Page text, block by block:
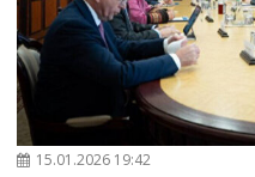
15.01.2026 19:42